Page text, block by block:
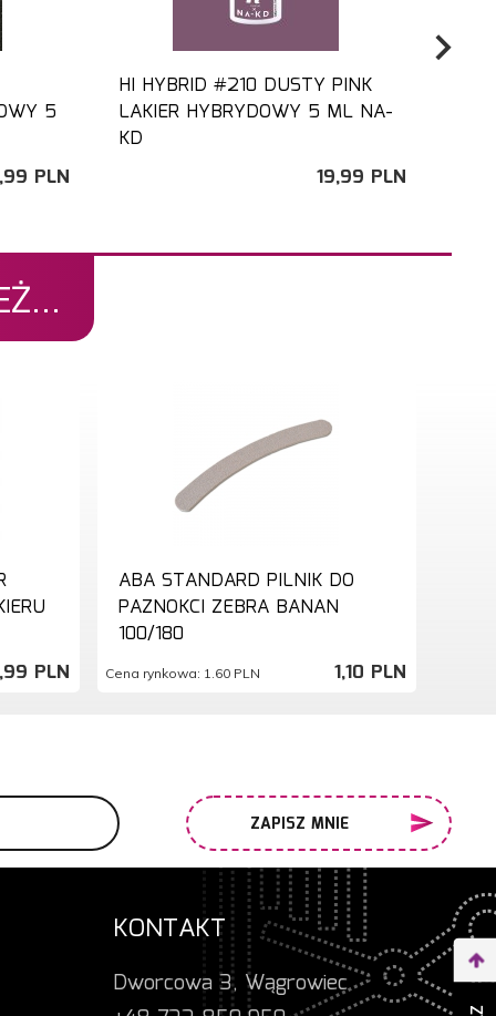
5
99 PLN
HI HYBRID #210 DUSTY PINK
LAKIER HYBRYDOWY 5 ML NA-
KD
19,99 PLN
99 PLN
ABA STANDARD PILNIK DO
PAZNOKCI ZEBRA BANAN
100/180
1,10 PLN
Cena rynkowa: 1.60 PLN
ZAPISZ MNIE
KONTAKT
Dworcowa 3, Wągrowiec